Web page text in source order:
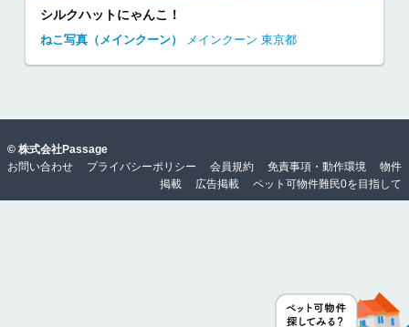
シルクハットにゃんこ！
ねこ写真（メインクーン） メインクーン 東京都
© 株式会社Passage
お問い合わせ
プライバシーポリシー 会員規約 免責事項・動作環境
物件
掲載
広告掲載 ペット可物件難民0を目指して